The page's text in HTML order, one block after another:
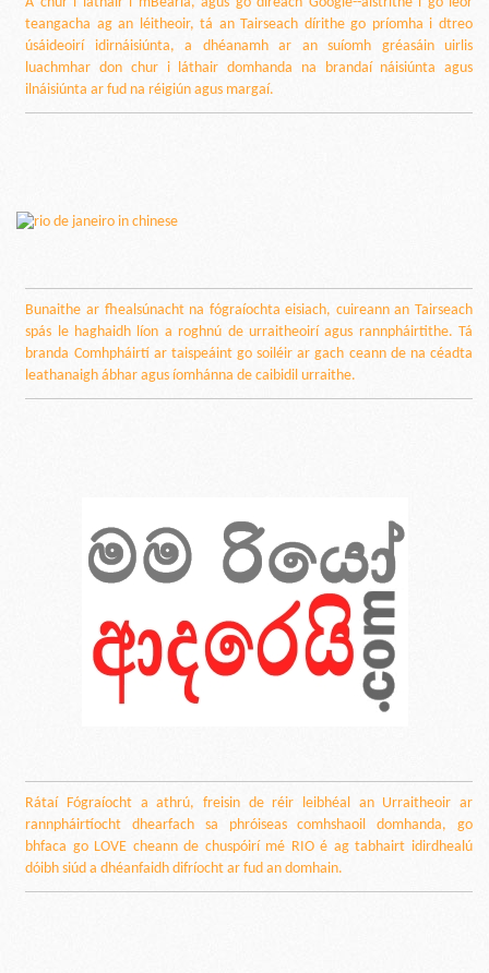
teangacha ag an léitheoir, tá an Tairseach dírithe go príomha i dtreo
úsáideoirí idirnáisiúnta, a dhéanamh ar an suíomh gréasáin uirlis
luachmhar don chur i láthair domhanda na brandaí náisiúnta agus
ilnáisiúnta ar fud na réigiún agus margaí.
Bunaithe ar fhealsúnacht na fógraíochta eisiach, cuireann an Tairseach
spás le haghaidh líon a roghnú de urraitheoirí agus rannpháirtithe. Tá
branda Comhpháirtí ar taispeáint go soiléir ar gach ceann de na céadta
leathanaigh ábhar agus íomhánna de caibidil urraithe.
Rátaí Fógraíocht a athrú, freisin de réir leibhéal an Urraitheoir ar
rannpháirtíocht dhearfach sa phróiseas comhshaoil domhanda, go
bhfaca go LOVE cheann de chuspóirí mé RIO é ag tabhairt idirdhealú
dóibh siúd a dhéanfaidh difríocht ar fud an domhain.